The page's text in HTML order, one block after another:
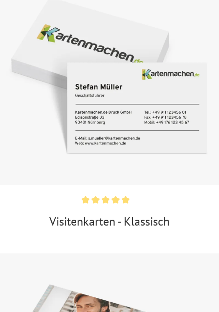
Visitenkarten - Klassisch